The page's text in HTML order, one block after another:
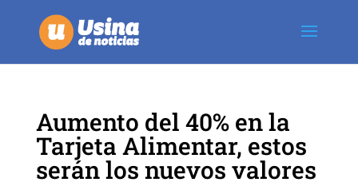
Aumento del 40% en la
Tarjeta Alimentar, estos
serán los nuevos valores